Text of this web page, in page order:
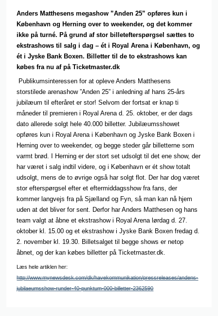
Anders Matthesens megashow ”Anden 25” opføres kun i
København og Herning over to weekender, og det kommer
ikke på turné. På grund af stor billetefterspørgsel sættes to
ekstrashows til salg i dag – ét i Royal Arena i København, og
ét i Jyske Bank Boxen. Billetter til de to ekstrashows kan
købes fra nu af på Ticketmaster.dk
Publikumsinteressen for at opleve Anders Matthesens
storstilede arenashow ”Anden 25” i anledning af hans 25-års
jubilæum til efteråret er stor! Selvom der fortsat er knap ti
måneder til premieren i Royal Arena d. 25. oktober, er der dags
dato allerede solgt hele 40.000 billetter. Jubilæumsshowet
opføres kun i Royal Arena i København og Jyske Bank Boxen i
Herning over to weekender, og begge steder går billetterne som
varmt brød. I Herning er der stort set udsolgt til det ene show, der
har været i salg indtil videre, og i København er ét show totalt
udsolgt, mens de to øvrige også har solgt flot. Der har dog været
stor efterspørgsel efter et eftermiddagsshow fra fans, der
kommer langvejs fra på Sjælland og Fyn, så man kan nå hjem
uden at det bliver for sent. Derfor har Anders Matthesen og hans
team valgt at åbne et ekstrashow i Royal Arena lørdag d. 27.
oktober kl. 15.00 og et ekstrashow i Jyske Bank Boxen fredag d.
2. november kl. 19.30. Billetsalget til begge shows er netop
åbnet, og der kan købes billetter på Ticketmaster.dk.
Læs hele artiklen her:
http://www.mynewsdesk.com/dk/havekommunikation/pressreleases/andens-
jubilaeumsshow-runder-40-punktum-000-billetter-2362590